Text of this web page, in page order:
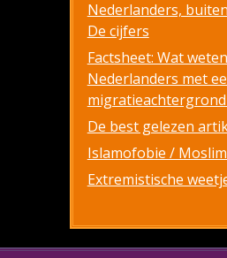
Nederlanders,
De cijfers
Factsheet: Wat
Nederlanders met
De best gelezen
Islamofobie /
Extremistische